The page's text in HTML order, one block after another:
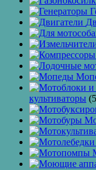
культиваторы